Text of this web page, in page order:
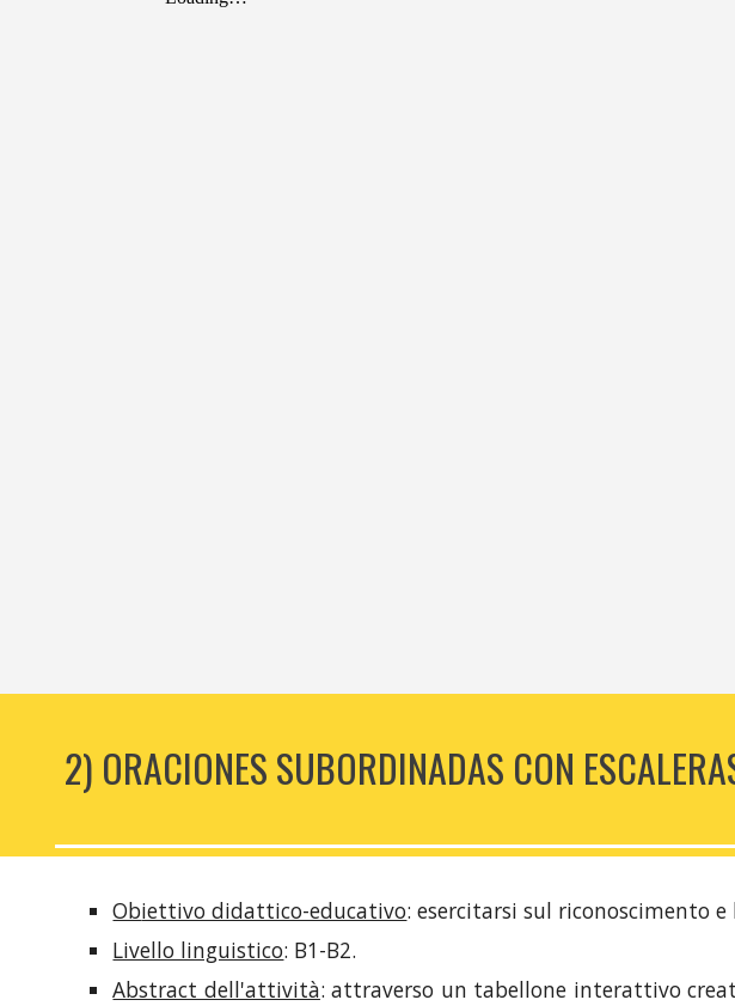
2) ORACIONES SUBORDINADAS CON
Obiettivo didattico-educativo: esercitarsi sul riconoscimento
Livello linguistico: B1-B2.
Abstract dell'attività:attraverso un tabellone interattivo